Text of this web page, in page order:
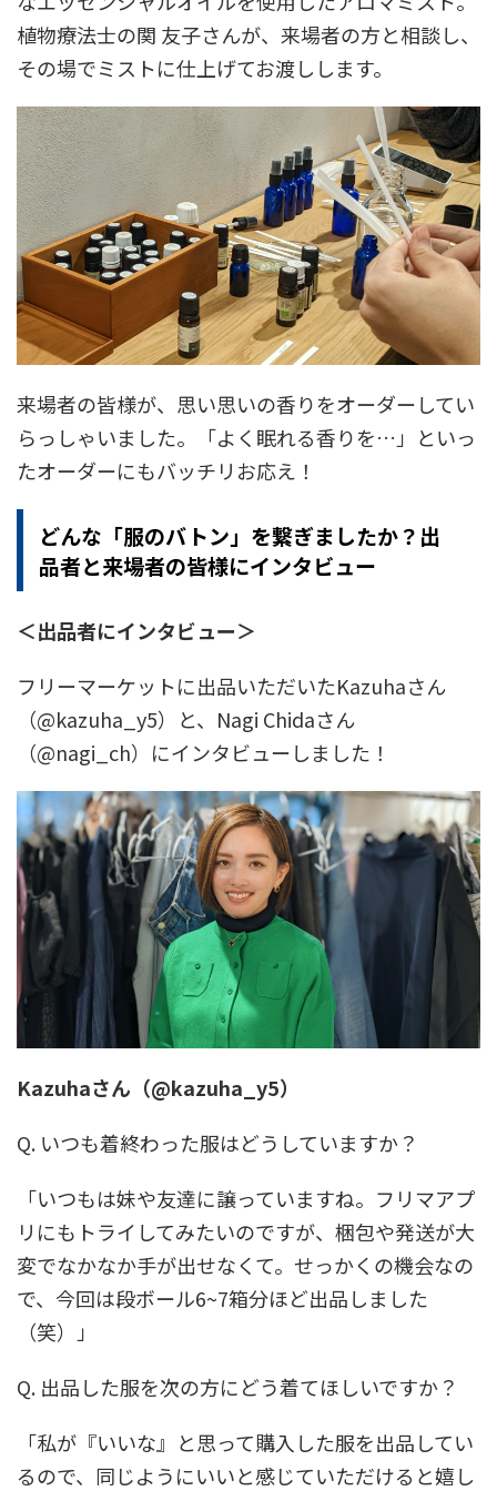
植物療法士の関 友子さんが、来場者の方と相談し、
その場でミストに仕上げてお渡しします。
来場者の皆様が、思い思いの香りをオーダーしてい
らっしゃいました。「よく眠れる香りを…」といっ
たオーダーにもバッチリお応え！
どんな「服のバトン」を繋ぎましたか？出
品者と来場者の皆様にインタビュー
＜出品者にインタビュー＞
フリーマーケットに出品いただいたKazuhaさん
（@kazuha_y5）と、Nagi Chidaさん
（@nagi_ch）にインタビューしました！
Kazuhaさん（@kazuha_y5）
Q. いつも着終わった服はどうしていますか？
「いつもは妹や友達に譲っていますね。フリマアプ
リにもトライしてみたいのですが、梱包や発送が大
変でなかなか手が出せなくて。せっかくの機会なの
で、今回は段ボール6~7箱分ほど出品しました
（笑）」
Q. 出品した服を次の方にどう着てほしいですか？
「私が『いいな』と思って購入した服を出品してい
るので、同じようにいいと感じていただけると嬉し